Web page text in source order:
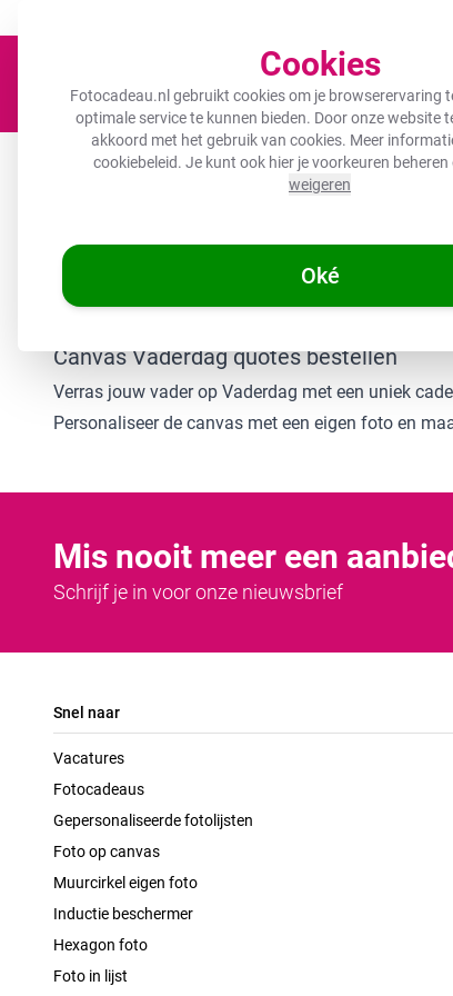
Cookies
Fotocadeau.nl gebruikt cookies om je browserervaring
optimale service te kunnen bieden. Door onze website
akkoord met het gebruik van cookies. Meer
cookiebeleid. Je kunt ook hier je voorkeuren
weigeren
Oké
Canvas Inductiebeschermer Wanddeco
Fotocadeau.nl / Canvas schilderij
Canvas Vaderdag quotes bestellen
Verras jouw vader op Vaderdag met een uniek
Personaliseer de canvas met een eigen foto en
Mis nooit meer een
Schrijf je in voor onze nieuwsbrief
Snel naar
Vacatures
Fotocadeaus
Gepersonaliseerde fotolijsten
Foto op canvas
Muurcirkel eigen foto
Inductie beschermer
Hexagon foto
Foto in lijst